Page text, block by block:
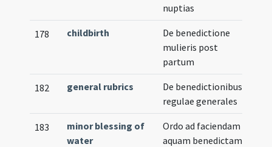
nuptias
178 childbirth
De benedictione
mulieris post
partum
182 general rubrics
De benedictionibus
regulae generales
183
minor blessing of
water
Ordo ad faciendam
aquam benedictam